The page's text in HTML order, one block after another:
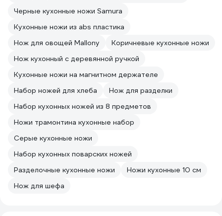
Черные кухонные ножи Samura
Кухонные ножи из abs пластика
Нож для овощей Mallony
Коричневые кухонные ножи
Нож кухонный с деревянной ручкой
Кухонные ножи на магнитном держателе
Набор ножей для хлеба
Нож для разделки
Набор кухонных ножей из 8 предметов
Ножи трамонтина кухонные набор
Серые кухонные ножи
Набор кухонных поварских ножей
Разделочные кухонные ножи
Ножи кухонные 10 см
Нож для шефа